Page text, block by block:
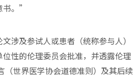
。”
涉及参试人或患者（统称参与人）
性的伦理委员会批准，并透露伦理
世界医学协会道德准则）及其后续